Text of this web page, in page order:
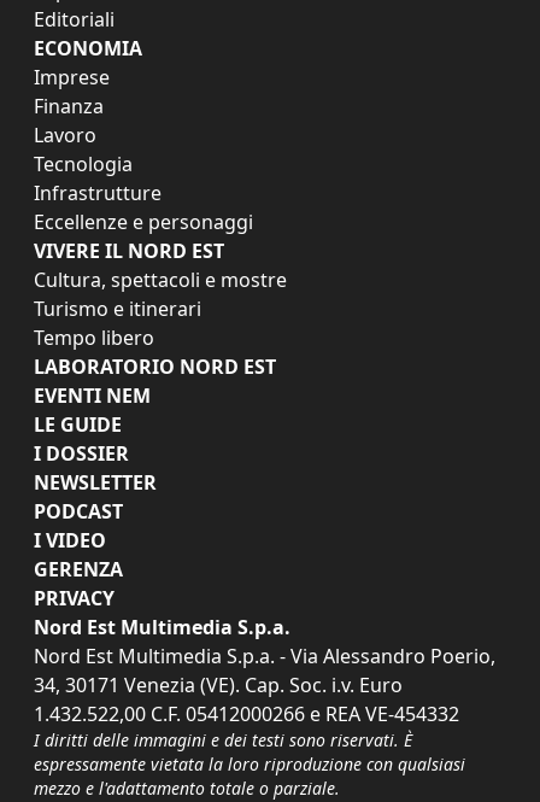
Editoriali
ECONOMIA
Imprese
Finanza
Lavoro
Tecnologia
Infrastrutture
Eccellenze e personaggi
VIVERE IL NORD EST
Cultura, spettacoli e mostre
Turismo e itinerari
Tempo libero
LABORATORIO NORD EST
EVENTI NEM
LE GUIDE
I DOSSIER
NEWSLETTER
PODCAST
I VIDEO
GERENZA
PRIVACY
Nord Est Multimedia S.p.a.
Nord Est Multimedia S.p.a. - Via Alessandro Poerio,
34, 30171 Venezia (VE). Cap. Soc. i.v. Euro
1.432.522,00 C.F. 05412000266 e REA VE-454332
I diritti delle immagini e dei testi sono riservati. È
espressamente vietata la loro riproduzione con qualsiasi
mezzo e l'adattamento totale o parziale.